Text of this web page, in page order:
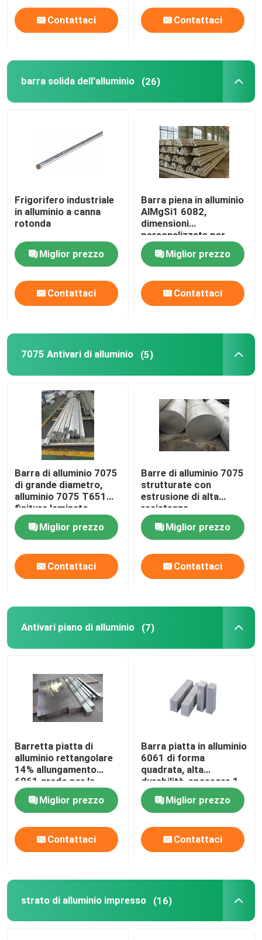
Casa
Prodotti
Video
Mostra VR
Circa noi
Giro della fabbrica
Controllo di qualità
Notizie
Casi
Blog
Richieda una citazione
tondino di alluminio
Antivari piano di alluminio
Contattaci Contattaci
barra solida dell'alluminio (26)
Frigorifero industriale
in alluminio a canna
rotonda
Miglior prezzo
Contattaci
Barra piena in alluminio
AlMgSi1 6082,
dimensioni
personalizzate per
l'industria
dell'ingegneria
strutturale
Miglior prezzo
Contattaci
7075 Antivari di alluminio (5)
Barra di alluminio 7075
di grande diametro,
alluminio 7075 T651
finitura laminato,
standard Astm
Miglior prezzo
Contattaci
Barre di alluminio 7075
strutturate con
estrusione di alta
resistenza
Miglior prezzo
Contattaci
Antivari piano di alluminio (7)
Barretta piatta di
alluminio rettangolare
14% allungamento
6061 grado per la
costruzione di
aeromobiliMiglior prezzo
Contattaci
Barra piatta in alluminio
6061 di forma
quadrata, alta
durabilità, spessore 1 -
200MM
Miglior prezzo
Contattaci
strato di alluminio impresso (16)